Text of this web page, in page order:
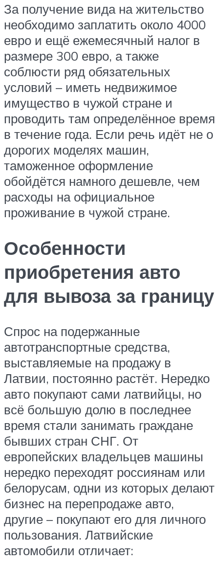
За получение вида на жительство
необходимо заплатить около 4000
евро и ещё ежемесячный налог в
размере 300 евро, а также
соблюсти ряд обязательных
условий – иметь недвижимое
имущество в чужой стране и
проводить там определённое время
в течение года. Если речь идёт не о
дорогих моделях машин,
таможенное оформление
обойдётся намного дешевле, чем
расходы на официальное
проживание в чужой стране.
Особенности
приобретения авто
для вывоза за границу
Спрос на подержанные
автотранспортные средства,
выставляемые на продажу в
Латвии, постоянно растёт. Нередко
авто покупают сами латвийцы, но
всё большую долю в последнее
время стали занимать граждане
бывших стран СНГ. От
европейских владельцев машины
нередко переходят россиянам или
белорусам, одни из которых делают
бизнес на перепродаже авто,
другие – покупают его для личного
пользования. Латвийские
автомобили отличает: